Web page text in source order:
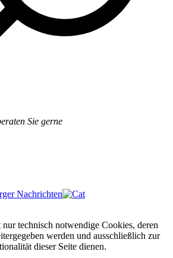
Sie gerne
technisch notwendige Cookies, deren
werden und ausschließlich zur
dieser Seite dienen.